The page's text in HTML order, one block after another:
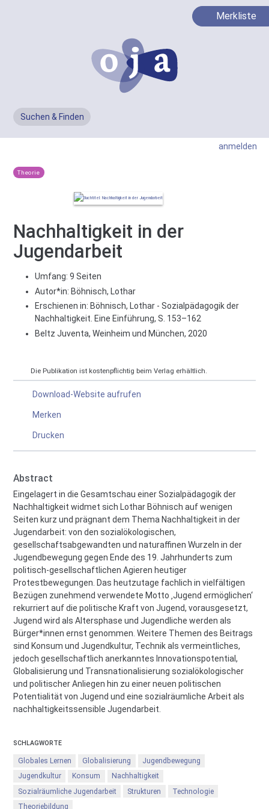
Suchen & Finden
Merkliste
anmelden
Theorie
Nachhaltigkeit in der
Jugendarbeit
Umfang: 9 Seiten
Autor*in: Böhnisch, Lothar
Erschienen in: Böhnisch, Lothar - Sozialpädagogik der
Nachhaltigkeit. Eine Einführung, S. 153–162
Beltz Juventa, Weinheim und München, 2020
Die Publikation ist kostenpflichtig beim Verlag erhältlich.
Download-Website aufrufen
Merken
Drucken
Abstract
Eingelagert in die Gesamtschau einer Sozialpädagogik der
Nachhaltigkeit widmet sich Lothar Böhnisch auf wenigen
Seiten kurz und prägnant dem Thema Nachhaltigkeit in der
Jugendarbeit: von den sozialökologischen,
gesellschaftsabgewandten und naturaffinen Wurzeln in der
Jugendbewegung gegen Ende des 19. Jahrhunderts zum
politisch-gesellschaftlichen Agieren heutiger
Protestbewegungen. Das heutzutage fachlich in vielfältigen
Bezügen zunehmend verwendete Motto ‚Jugend ermöglichen‘
rekurriert auf die politische Kraft von Jugend, vorausgesetzt,
Jugend wird als Altersphase und Jugendliche werden als
Bürger*innen ernst genommen. Weitere Themen des Beitrags
sind Konsum und Jugendkultur, Technik als vermeintliches,
jedoch gesellschaftlich anerkanntes Innovationspotential,
Globalisierung und Transnationalisierung sozialökologischer
und politischer Anliegen hin zu einer neuen politischen
Potentialität von Jugend und eine sozialräumliche Arbeit als
nachhaltigkeitssensible Jugendarbeit.
SCHLAGWORTE
Globales Lernen Globalisierung
Jugendbewegung
Jugendkultur
Konsum
Nachhaltigkeit
Sozialräumliche Jugendarbeit
Strukturen
Technologie
Theoriebildung